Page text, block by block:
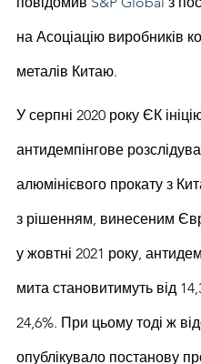
на Асоціацію виробників
металів Китаю.
У серпні 2020 року ЄК
антидемпінгове
алюмінієвого прокату з
з рішенням, винесеним
у жовтні 2021 року,
мита становитимуть від
24,6%. При цьому тоді ж
опублікувало постанову